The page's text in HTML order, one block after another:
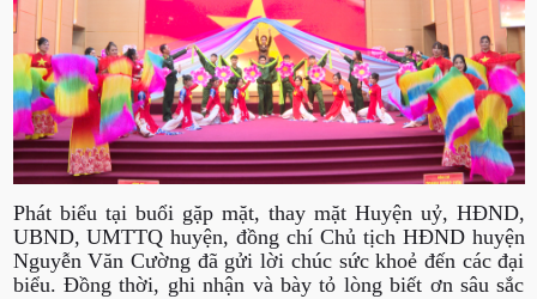
Phát biểu tại buổi gặp mặt, thay mặt Huyện uỷ, HĐND,
UBND, UMTTQ huyện, đồng chí Chủ tịch HĐND huyện
Nguyễn Văn Cường đã gửi lời chúc sức khoẻ đến các đại
biểu. Đồng thời, ghi nhận và bày tỏ lòng biết ơn sâu sắc